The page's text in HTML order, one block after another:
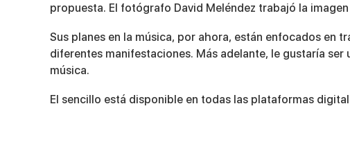
propuesta. El fotógrafo David Meléndez trabajó la
Sus planes en la música, por ahora, están enfocados en
diferentes manifestaciones. Más adelante, le gustaría
música.
El sencillo está disponible en todas las plataformas